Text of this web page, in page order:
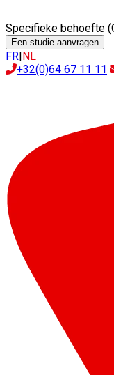
Specifieke behoefte
Een studie aanvragen
FR NL
+32(0)64 67 11 11